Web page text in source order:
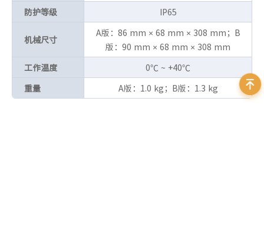
防护等级
IP65
机械尺寸
A版：86 mm × 68 mm × 308 mm；B
版：90 mm × 68 mm × 308 mm
工作温度
0℃ ~ +40℃
重量
A版：1.0 kg；B版：1.3 kg